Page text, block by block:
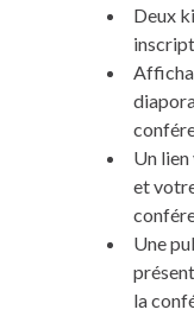
Deux
Un
et
Une
la